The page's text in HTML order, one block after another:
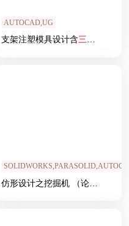
AUTOCAD,UG
支架注塑模具设计含三维
仿形设计之挖掘机 （论文